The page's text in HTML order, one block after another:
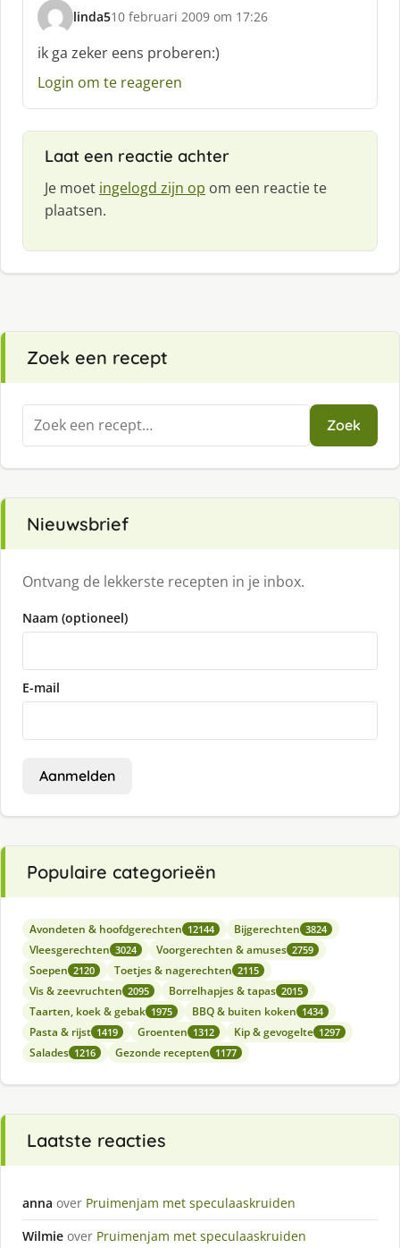
linda5
s
c
h
r
10 februari 2009 om 17:26
ik ga zeker eens proberen:)
Login om te reageren
Laat een reactie achter
Je moet ingelogd zijn op om een reactie te
plaatsen.
Zoek een recept
Zoeken
naar:
Zoek
Nieuwsbrief
Ontvang de lekkerste recepten in je inbox.
Naam (optioneel)
E-mail
Aanmelden
Populaire categorieën
Avondeten & hoofdgerechten 12144 Bijgerechten 3824
Vleesgerechten 3024 Voorgerechten & amuses 2759
Soepen 2120 Toetjes & nagerechten 2115
Vis & zeevruchten 2095 Borrelhapjes & tapas 2015
Taarten, koek & gebak 1975 BBQ & buiten koken 1434
Pasta & rijst 1419 Groenten 1312 Kip & gevogelte 1297
Salades 1216 Gezonde recepten 1177
Laatste reacties
anna over Pruimenjam met speculaaskruiden
Wilmie over Pruimenjam met speculaaskruiden